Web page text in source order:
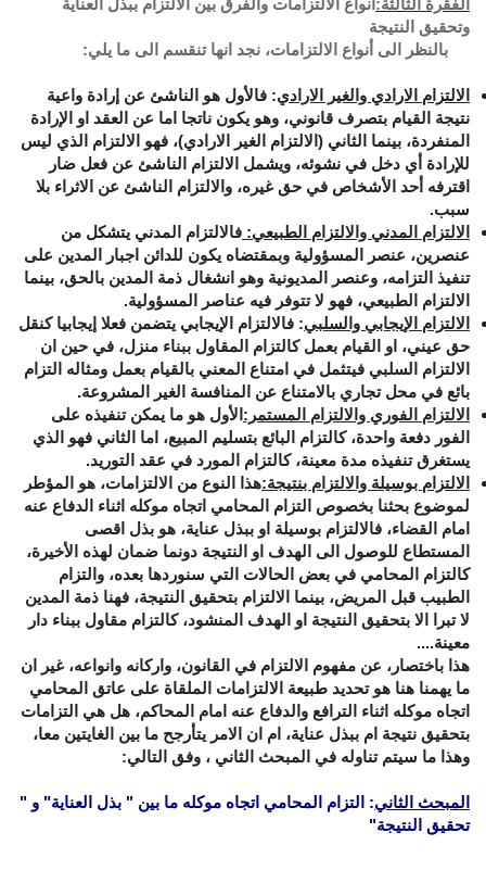
الفقرة الثالثة: أنواع الالتزامات والفرق بين الالتزام ببذل العناية
وتحقيق النتيجة
بالنظر الى أنواع الالتزامات، نجد انها تنقسم الى ما يلي:
الالتزام الارادي والغير الارادي: فالأول هو الناشئ عن إرادة واعية
نتيجة القيام بتصرف قانوني، وهو يكون ناتجا اما عن العقد او الإرادة
المنفردة، بينما الثاني (الالتزام الغير الارادي)، فهو الالتزام الذي ليس
للإرادة أي دخل في نشوئه، ويشمل الالتزام الناشئ عن فعل ضار
اقترفه أحد الأشخاص في حق غيره، والالتزام الناشئ عن الاثراء بلا
سبب.
الالتزام المدني والالتزام الطبيعي: فالالتزام المدني يتشكل من
عنصرين، عنصر المسؤولية وبمقتضاه يكون للدائن اجبار المدين على
تنفيذ التزامه، وعنصر المديونية وهو انشغال ذمة المدين بالحق، بينما
الالتزام الطبيعي، فهو لا تتوفر فيه عناصر المسؤولية.
الالتزام الإيجابي والسلبي: فالالتزام الإيجابي يتضمن فعلا إيجابيا كنقل
حق عيني، او القيام بعمل كالتزام المقاول ببناء منزل، في حين ان
الالتزام السلبي فيتثمل في امتناع المعني بالقيام بعمل ومثاله التزام
بائع في محل تجاري بالامتناع عن المنافسة الغير المشروعة.
الالتزام الفوري والالتزام المستمر: الأول هو ما يمكن تنفيذه على
الفور دفعة واحدة، كالتزام البائع بتسليم المبيع، اما الثاني فهو الذي
يستغرق تنفيذه مدة معينة، كالتزام المورد في عقد التوريد.
الالتزام بوسيلة والالتزام بنتيجة:هذا النوع من الالتزامات، هو المؤطر
لموضوع بحثنا بخصوص التزام المحامي اتجاه موكله اثناء الدفاع عنه
امام القضاء، فالالتزام بوسيلة او ببذل عناية، هو بذل اقصى
المستطاع للوصول الى الهدف او النتيجة دونما ضمان لهذه الأخيرة،
كالتزام المحامي في بعض الحالات التي سنوردها بعده، والتزام
الطبيب قبل المريض، بينما الالتزام بتحقيق النتيجة، فهنا ذمة المدين
لا تبرا الا بتحقيق النتيجة او الهدف المنشود، كالتزام مقاول ببناء دار
معينة....
هذا باختصار، عن مفهوم الالتزام في القانون، واركانه وانواعه، غير ان
ما يهمنا هنا هو تحديد طبيعة الالتزامات الملقاة على عاتق المحامي
اتجاه موكله اثناء الترافع والدفاع عنه امام المحاكم، هل هي التزامات
بتحقيق نتيجة ام ببذل عناية، ام ان الامر يتأرجح ما بين الغايتين معا،
وهذا ما سيتم تناوله في المبحث الثاني ، وفق التالي:
المبحث الثاني: التزام المحامي اتجاه موكله ما بين " بذل العناية" و "
تحقيق النتيجة"